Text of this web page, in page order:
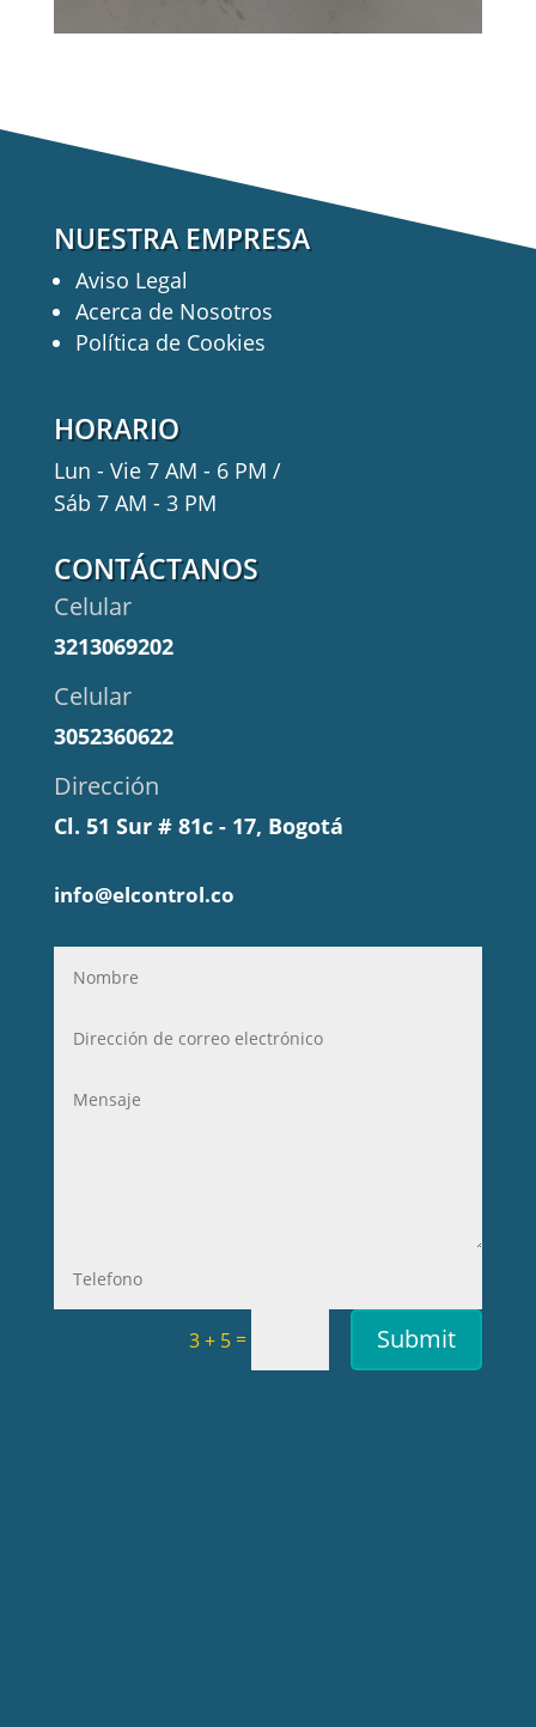
NUESTRA EMPRESA
Aviso Legal
Acerca de Nosotros
Política de Cookies
HORARIO
Lun - Vie 7 AM - 6 PM /
Sáb 7 AM - 3 PM
CONTÁCTANOS
Celular
3213069202
Celular
3052360622
Dirección
Cl. 51 Sur # 81c - 17, Bogotá
info@elcontrol.co
3 + 5 = Submit